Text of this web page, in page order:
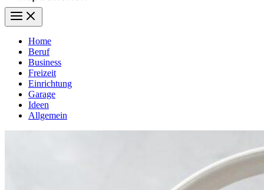
Home
Beruf
Business
Freizeit
Einrichtung
Garage
Ideen
Allgemein